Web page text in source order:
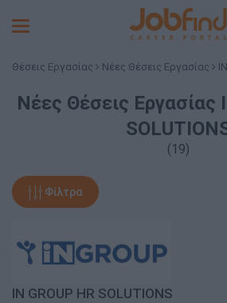
Toggle
Θέσεις Εργασίας Νέες Θέσεις Εργασίας
Νέες Θέσεις Εργασίας
(19)
Φίλτρα
IN GROUP HR SOLUTIONS